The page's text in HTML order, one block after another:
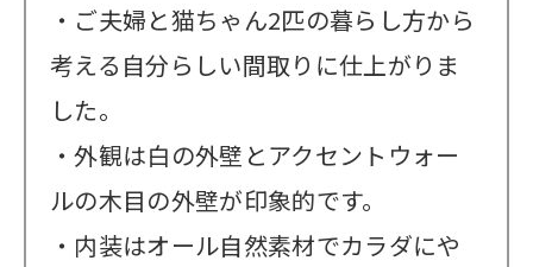
・ご夫婦と猫ちゃん2匹の暮らし方から
考える自分らしい間取りに仕上がりま
した。
・外観は白の外壁とアクセントウォー
ルの木目の外壁が印象的です。
・内装はオール自然素材でカラダにや